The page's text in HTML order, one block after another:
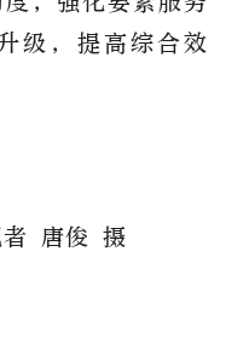
级，提高综合效
者 唐俊 摄